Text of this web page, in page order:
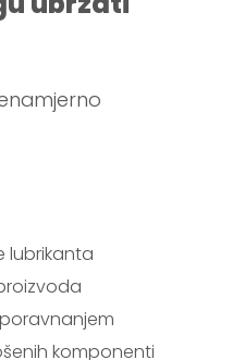
lubrikanta
komponenti